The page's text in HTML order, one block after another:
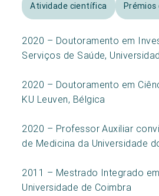
Atividade científica Prémios
2020 – Doutoramento em
Serviços de Saúde,
2020 – Doutoramento em
KU Leuven, Bélgica
2020 – Professor Auxiliar
de Medicina da Universidade
2011 – Mestrado Integrado
Universidade de Coimbra